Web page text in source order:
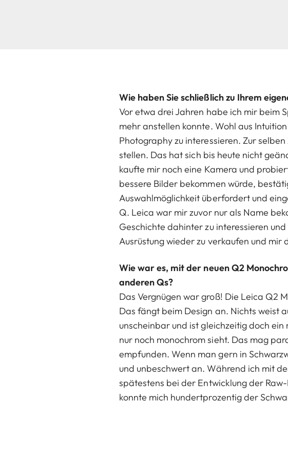
Wie haben Sie schließlich zu Ihrem
Vor etwa drei Jahren habe ich mir beim
mehr anstellen konnte. Wohl aus
Photography zu interessieren. Zur
stellen. Das hat sich bis heute nicht
kaufte mir noch eine Kamera und
bessere Bilder bekommen würde,
Auswahlmöglichkeit überfordert und
Q. Leica war mir zuvor nur als Name
Geschichte dahinter zu interessieren
Ausrüstung wieder zu verkaufen und mir
Wie war es, mit der neuen Q2
anderen Qs?
Das Vergnügen war groß! Die Leica Q2
Das fängt beim Design an. Nichts weist
unscheinbar und ist gleichzeitig doch
nur noch monochrom sieht. Das mag
empfunden. Wenn man gern in
und unbeschwert an. Während ich mit
spätestens bei der Entwicklung der
konnte mich hundertprozentig der